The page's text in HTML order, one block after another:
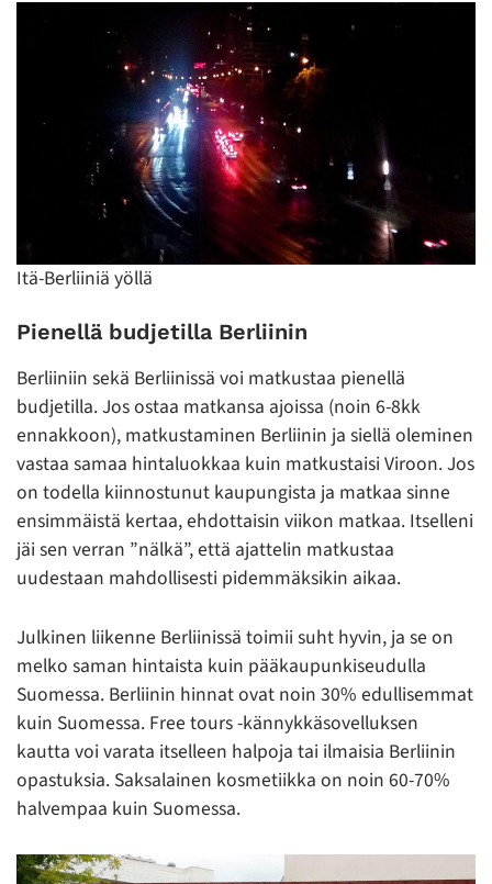
Itä-Berliiniä yöllä
Pienellä budjetilla Berliinin
Berliiniin sekä Berliinissä voi matkustaa pienellä
budjetilla. Jos ostaa matkansa ajoissa (noin 6-8kk
ennakkoon), matkustaminen Berliinin ja siellä oleminen
vastaa samaa hintaluokkaa kuin matkustaisi Viroon. Jos
on todella kiinnostunut kaupungista ja matkaa sinne
ensimmäistä kertaa, ehdottaisin viikon matkaa. Itselleni
jäi sen verran ”nälkä”, että ajattelin matkustaa
uudestaan mahdollisesti pidemmäksikin aikaa.
Julkinen liikenne Berliinissä toimii suht hyvin, ja se on
melko saman hintaista kuin pääkaupunkiseudulla
Suomessa. Berliinin hinnat ovat noin 30% edullisemmat
kuin Suomessa. Free tours -kännykkäsovelluksen
kautta voi varata itselleen halpoja tai ilmaisia Berliinin
opastuksia. Saksalainen kosmetiikka on noin 60-70%
halvempaa kuin Suomessa.